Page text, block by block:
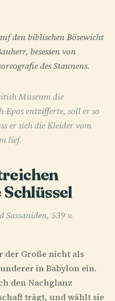
den biblischen Bösewicht
besessen von
des Staunens.
Museum die
Epos entzifferte, soll er so
er sich die Kleider vom
lief.
Sassaniden, 539 v.
der Große nicht als
in Babylon ein.
den Nachglanz
trägt, und wählt sie